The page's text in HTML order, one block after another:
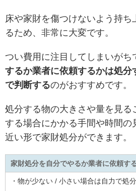
床や家財を傷つけないよう持ち
るため、非常に大変です。
つい費用に注目してしまいがち
するか業者に依頼するかは処分
で判断するのがおすすめです。
処分する物の大きさや量を見る
する場合にかかる手間や時間の
近い形で家財処分ができます。
家財処分を自分でやるか業者に依頼す
・物が少ない / 小さい場合は自力で処